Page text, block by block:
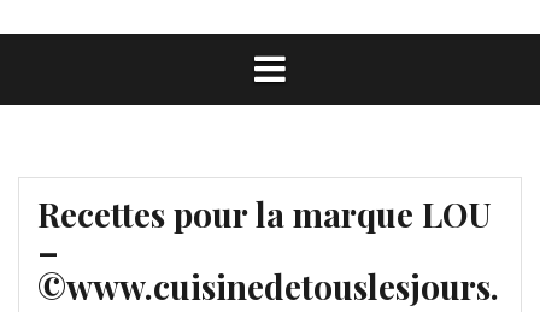
Recettes pour la marque LOU
–
©www.cuisinedetouslesjours.